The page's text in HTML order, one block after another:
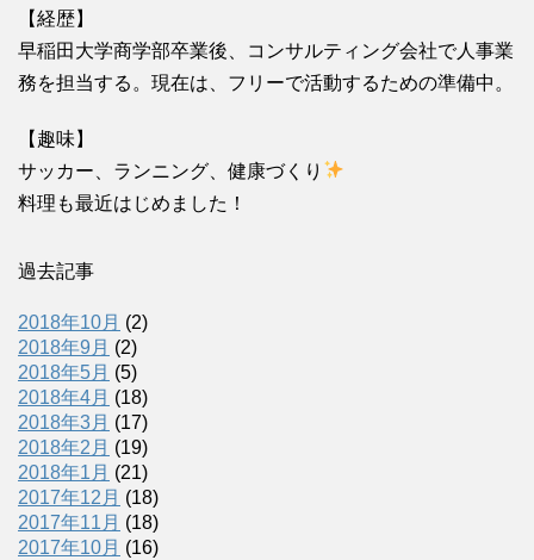
【経歴】
早稲田大学商学部卒業後、コンサルティング会社で人事業
務を担当する。現在は、フリーで活動するための準備中。
【趣味】
サッカー、ランニング、健康づくり
料理も最近はじめました！
過去記事
2018年10月 (2)
2018年9月 (2)
2018年5月 (5)
2018年4月 (18)
2018年3月 (17)
2018年2月 (19)
2018年1月 (21)
2017年12月 (18)
2017年11月 (18)
2017年10月 (16)